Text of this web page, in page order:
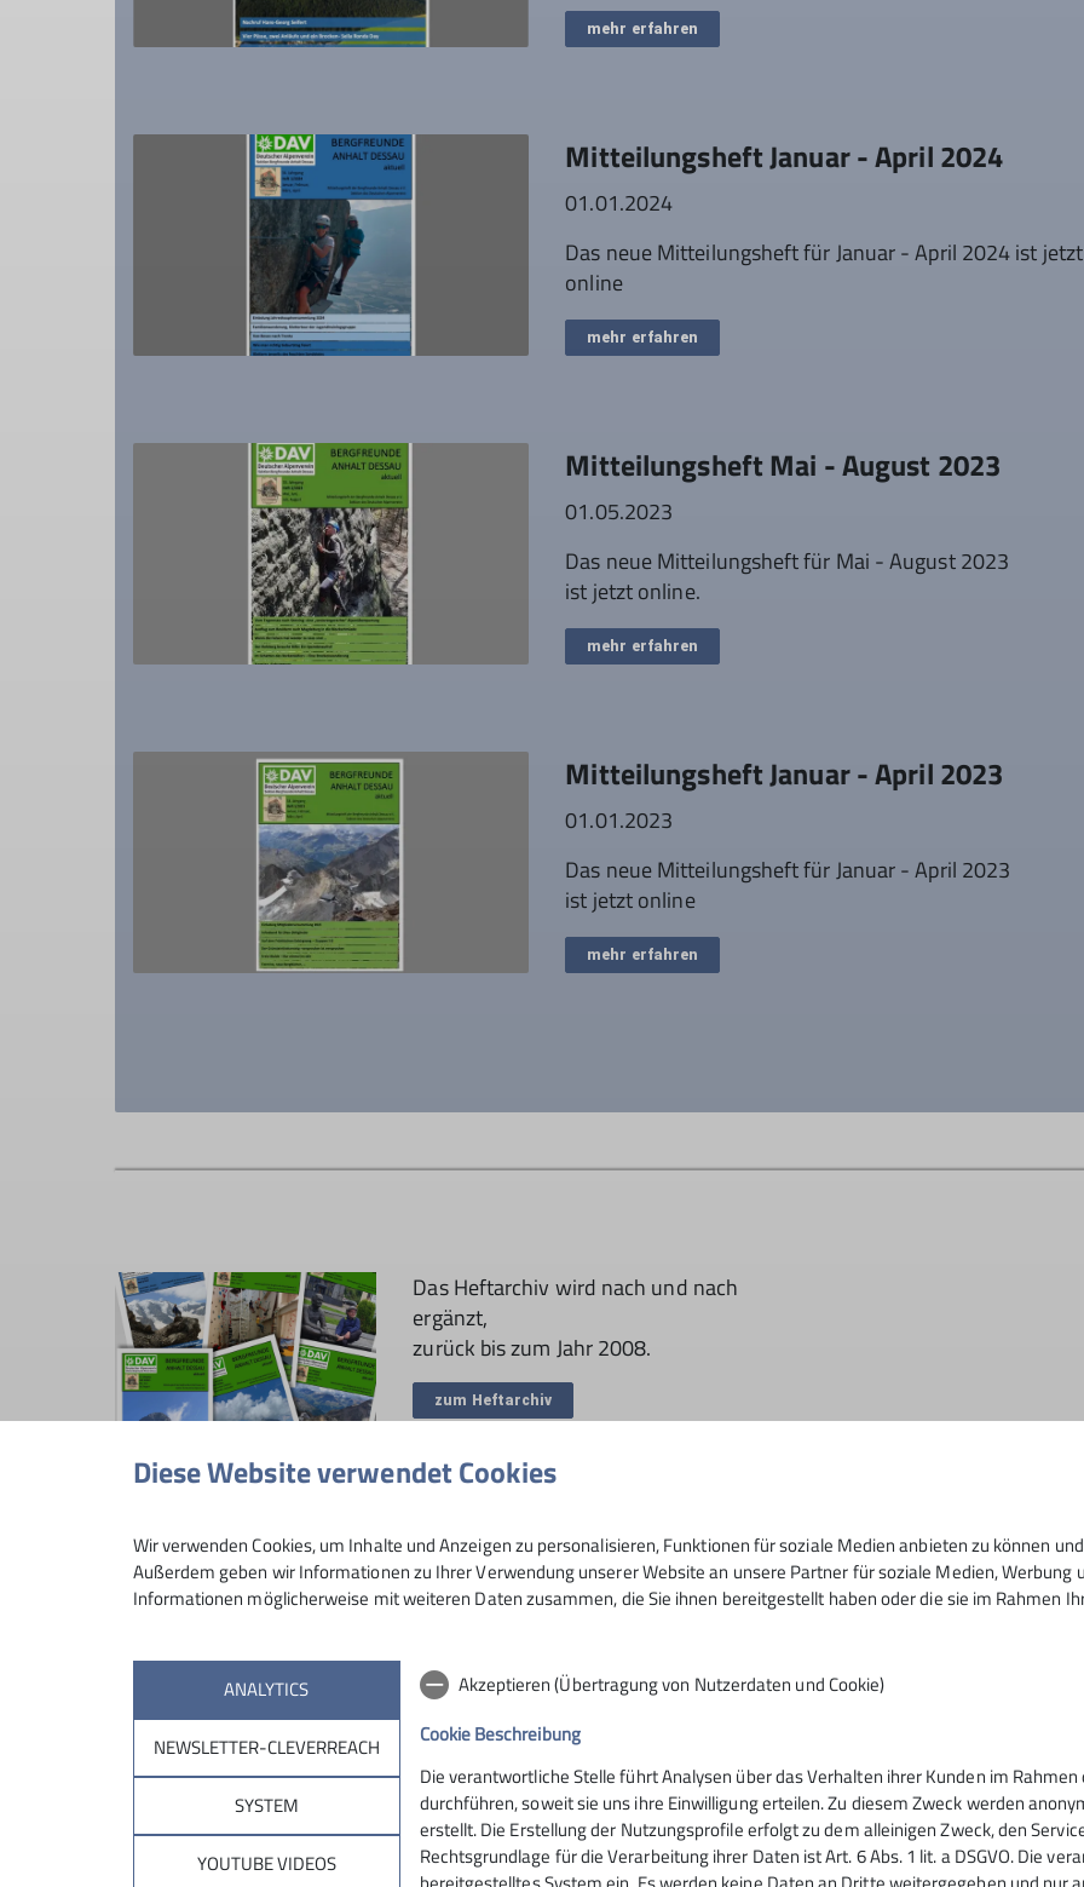
mehr erfahren
Mitteilungsheft Januar - April 2024
01.01.2024
Das neue Mitteilungsheft für Januar - April 2024 ist jetzt
online
mehr erfahren
Mitteilungsheft Mai - August 2023
01.05.2023
Das neue Mitteilungsheft für Mai - August 2023
ist jetzt online.
mehr erfahren
Mitteilungsheft Januar - April 2023
01.01.2023
Das neue Mitteilungsheft für Januar - April 2023
ist jetzt online
mehr erfahren
© Bergfreunde Anhalt Dessau
Das Heftarchiv wird nach und nach
ergänzt,
zurück bis zum Jahr 2008.
zum Heftarchiv
Sektion
Mitglied werden
Aktuelles
Neuigkeiten aus der Sektion
Bergwetter
Kletterzentrum
Zuckerturm
Preise
Diese Website verwendet Cookies
Wir verwenden Cookies, um Inhalte und Anzeigen zu personalisieren, Funktionen für soziale Medien anbieten zu können
Außerdem geben wir Informationen zu Ihrer Verwendung unserer Website an unsere Partner für soziale Medien, Werbung
Informationen möglicherweise mit weiteren Daten zusammen, die Sie ihnen bereitgestellt haben oder die sie im Rahmen
ANALYTICS
NEWSLETTER-CLEVERREACH
SYSTEM
YOUTUBE VIDEOS
Akzeptieren (Übertragung von Nutzerdaten und Cookie)
Cookie Beschreibung
Die verantwortliche Stelle führt Analysen über das Verhalten ihrer Kunden im
durchführen, soweit sie uns ihre Einwilligung erteilen. Zu diesem Zweck werden
erstellt. Die Erstellung der Nutzungsprofile erfolgt zu dem alleinigen Zweck, den
Rechtsgrundlage für die Verarbeitung ihrer Daten ist Art. 6 Abs. 1 lit. a DSGVO. Die